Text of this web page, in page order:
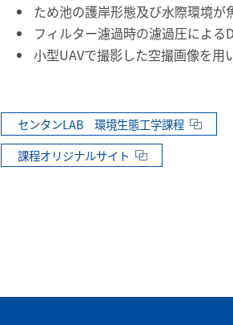
ため池の護岸形態及び水際環境が
フィルター濾過時の濾過圧による
小型UAVで撮影した空撮画像を用
センタンLAB 環境生態工学課程
課程オリジナルサイト